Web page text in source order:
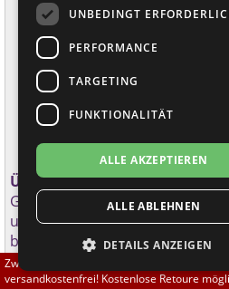
Übergrößen 43-44
Flexerinas
RayRose
Rummos
Rumpf
Suny
TopTanz
Tango
Übungsschuhe(Trainer)
Gehen und Drehen. Es gibt sie
und Materialien. Wie bei allen
beim Tango keine
verwenden. Die
viel flacher und breiter
Zwischen 70,00 EUR und 800,00 EUR
versandkostenfrei! Kostenlose Retoure
UNBEDINGT
PERFORMANCE
TARGETING
FUNKTIONALITÄT
ALLE AKZEPTIEREN
ALLE ABLEHNEN
DETAILS ANZEIGEN